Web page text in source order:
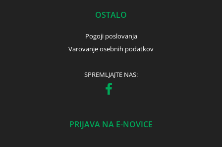
OSTALO
Pogoji poslovanja
Varovanje osebnih podatkov
SPREMLJAJTE NAS:
PRIJAVA NA E-NOVICE